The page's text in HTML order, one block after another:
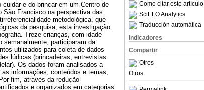
Como citar este artículo
SciELO Analytics
Traducción automática
Indicadores
Compartir
Otros
Otros
e do brincar em um Centro de
Francisco na perspectiva das
metodológica, que
da pesquisa, esta investigação
Treze crianças, com idade
semanalmente, participaram da
utilizados para coleta de dados
lúdicas (brincadeiras, entrevistas
Os dados foram analisados a
informações, conteúdos e temas,
fim, através da redução
e organizados em categorias